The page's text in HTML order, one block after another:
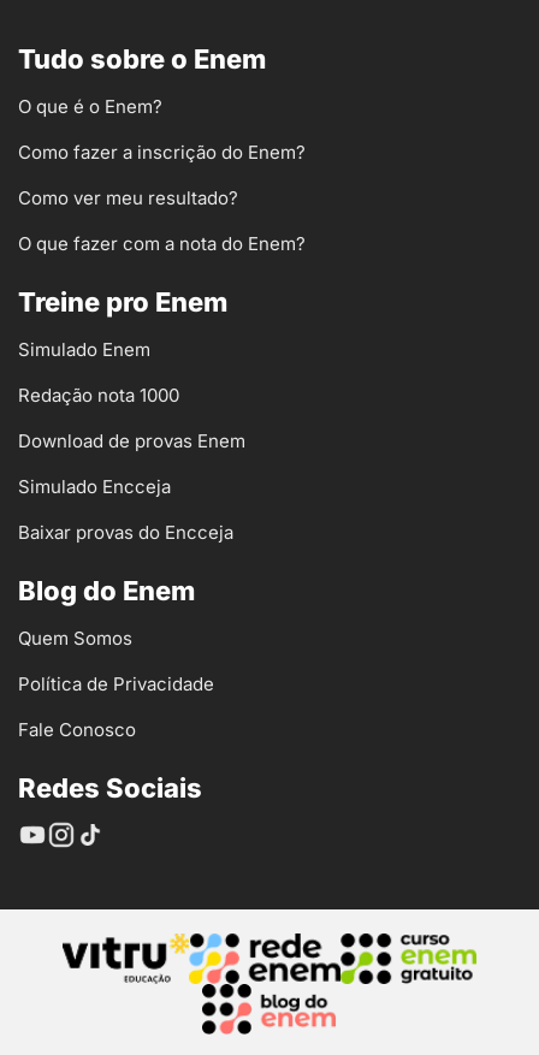
Tudo sobre o Enem
O que é o Enem?
Como fazer a inscrição do Enem?
Como ver meu resultado?
O que fazer com a nota do Enem?
Treine pro Enem
Simulado Enem
Redação nota 1000
Download de provas Enem
Simulado Encceja
Baixar provas do Encceja
Blog do Enem
Quem Somos
Política de Privacidade
Fale Conosco
Redes Sociais